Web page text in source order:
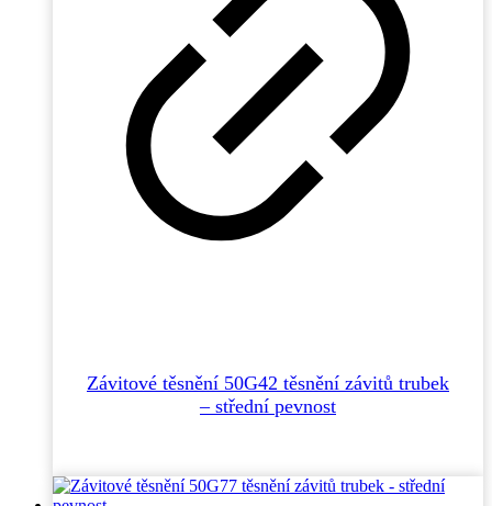
Závitové těsnění 50G42 těsnění závitů trubek
– střední pevnost